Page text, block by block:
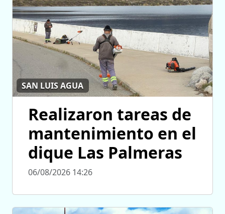
SAN LUIS AGUA
Realizaron tareas de
mantenimiento en el
dique Las Palmeras
06/08/2026 14:26